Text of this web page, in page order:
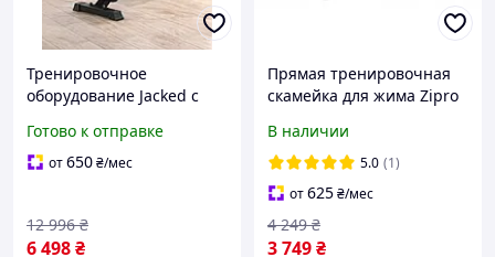
Тренировочное
оборудование Jacked с
поддерживающими
элементами и
Готово к отправке
от650₴/мес
6 498₴
12 996 ₴
Прямая тренировочная
скамейка для жима Zipro
В наличии
5.0 (1)
от625₴/мес
3 749₴
4 249 ₴